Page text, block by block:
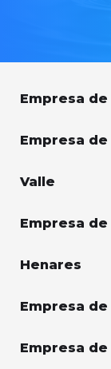
Empresa
Empresa
Valle
Empresa
Henares
Empresa
Empresa